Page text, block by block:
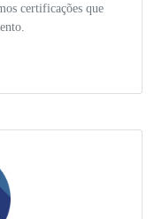
certificações que